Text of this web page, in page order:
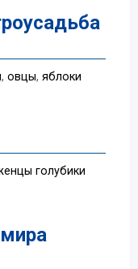
, овцы, яблоки
голубики